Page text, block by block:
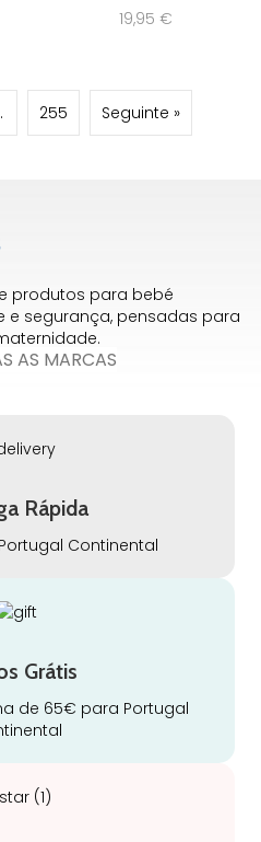
19,95 €
255 Seguinte »
produtos para bebé
e segurança, pensadas para
AS MARCAS
Rápida
Continental
Grátis
de 65€ para Portugal